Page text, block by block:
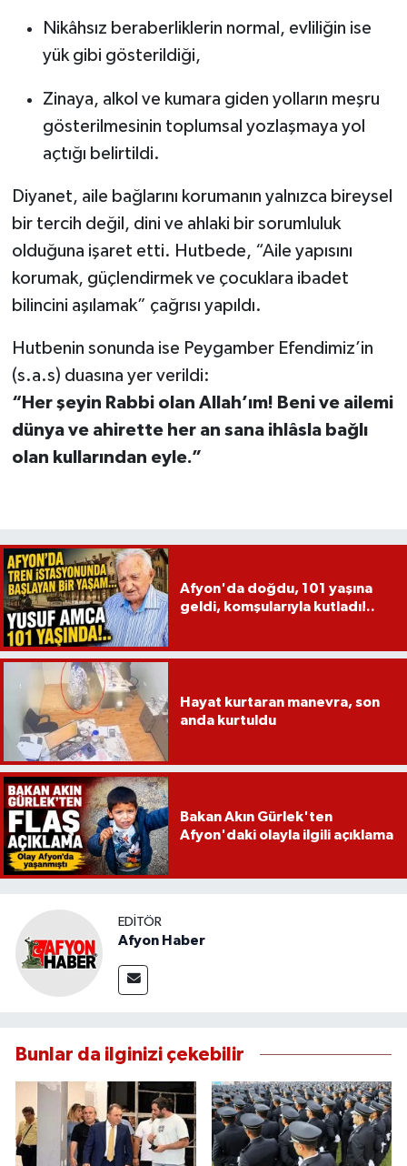
Nikâhsız beraberliklerin normal, evliliğin ise
yük gibi gösterildiği,
Zinaya, alkol ve kumara giden yolların meşru
gösterilmesinin toplumsal yozlaşmaya yol
açtığı belirtildi.
Diyanet, aile bağlarını korumanın yalnızca bireysel
bir tercih değil, dini ve ahlaki bir sorumluluk
olduğuna işaret etti. Hutbede, “Aile yapısını
korumak, güçlendirmek ve çocuklara ibadet
bilincini aşılamak” çağrısı yapıldı.
Hutbenin sonunda ise Peygamber Efendimiz’in
(s.a.s) duasına yer verildi:
“Her şeyin Rabbi olan Allah’ım! Beni ve ailemi
dünya ve ahirette her an sana ihlâsla bağlı
olan kullarından eyle.”
Afyon'da doğdu, 101 yaşına
geldi, komşularıyla kutladı!..
Hayat kurtaran manevra, son
anda kurtuldu
Bakan Akın Gürlek'ten
Afyon'daki olayla ilgili açıklama
EDITÖR
Afyon Haber
Bunlar da ilginizi çekebilir